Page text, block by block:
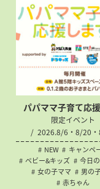
パパママ子育て応
限定イベント
2026.8/6・8/20
NEW
キャンペ
ベビー&キッズ
今日
女の子ママ
男の
赤ちゃん